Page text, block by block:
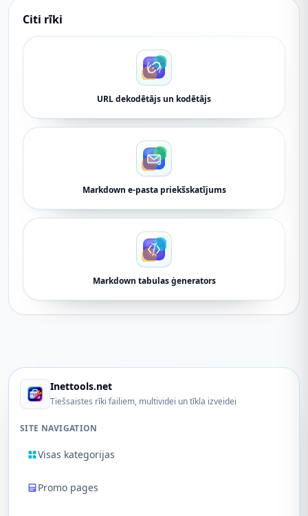
Citi rīki
URL dekodētājs un kodētājs
Markdown e-pasta priekšskatījums
Markdown tabulas ģenerators
Inettools.net
Tiešsaistes rīki failiem, multividei un tīkla izveidei
SITE NAVIGATION
Visas kategorijas
Promo pages